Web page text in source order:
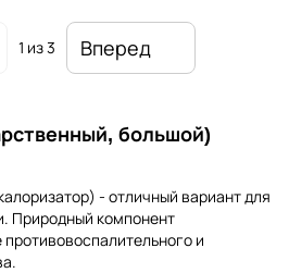
1 из 3 Вперед
большой)
- отличный вариант для
Природный компонент
противовоспалительного и